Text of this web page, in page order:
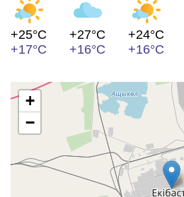
+25°C
+17°C
+27°C
+16°C
+24°C
+16°C
+
−